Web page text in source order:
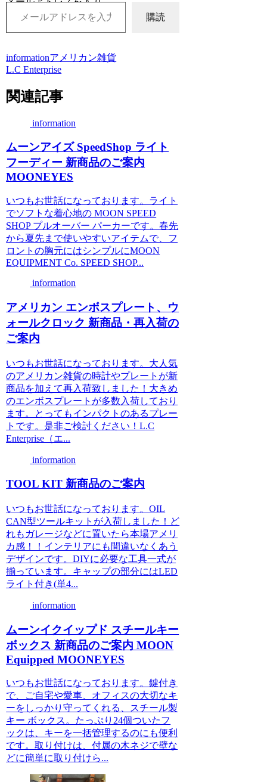
購読
informationアメリカン雑貨
L.C Enterprise
関連記事
information
ムーンアイズ SpeedShop ライト
フーディー 新商品のご案内
MOONEYES
いつもお世話になっております。ライト
でソフトな着心地の MOON SPEED
SHOP プルオーバー パーカーです。春先
から夏先まで使いやすいアイテムで、フ
ロントの胸元にはシンプルにMOON
EQUIPMENT Co. SPEED SHOP...
information
アメリカン エンボスプレート、ウ
ォールクロック 新商品・再入荷の
ご案内
いつもお世話になっております。大人気
のアメリカン雑貨の時計やプレートが新
商品を加えて再入荷致しました！大きめ
のエンボスプレートが多数入荷しており
ます。とってもインパクトのあるプレー
トです。是非ご検討ください！L.C
Enterprise（エ...
information
TOOL KIT 新商品のご案内
いつもお世話になっております。OIL
CAN型ツールキットが入荷しました！ど
れもガレージなどに置いたら本場アメリ
カ感！！インテリアにも間違いなくあう
デザインです。DIYに必要な工具一式が
揃っています。キャップの部分にはLED
ライト付き(単4...
information
ムーンイクイップド スチールキー
ボックス 新商品のご案内 MOON
Equipped MOONEYES
いつもお世話になっております。鍵付き
で、ご自宅や愛車、オフィスの大切なキ
ーをしっかり守ってくれる、スチール製
キー ボックス。たっぷり24個ついたフ
ックは、キーを一括管理するのにも便利
です。取り付けは、付属の木ネジで壁な
どに簡単に取り付けら...